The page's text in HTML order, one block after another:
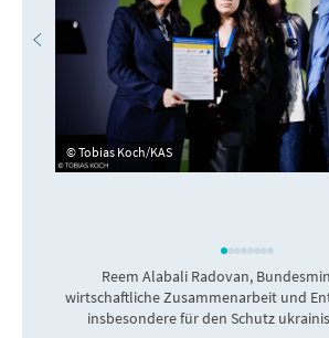
Tobias Koch/KAS
Reem Alabali Radovan,
wirtschaftliche Zusammenarbeit und
insbesondere für den Schutz